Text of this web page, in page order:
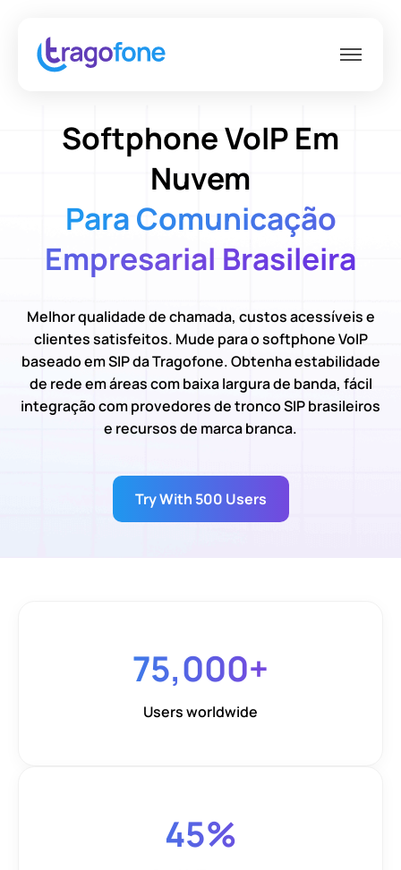
Softphone VoIP Em
Nuvem
Para Comunicação
Empresarial Brasileira
Melhor qualidade de chamada, custos acessíveis e
clientes satisfeitos. Mude para o softphone VoIP
baseado em SIP da Tragofone. Obtenha estabilidade
de rede em áreas com baixa largura de banda, fácil
integração com provedores de tronco SIP brasileiros
e recursos de marca branca.
Try With 500 Users
75,000+
Users worldwide
45%